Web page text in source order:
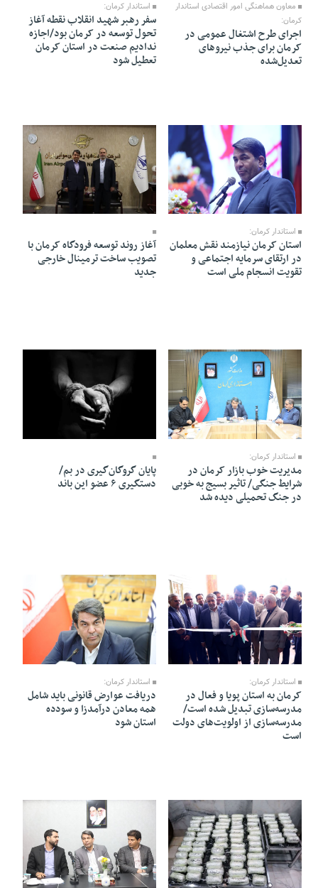
معاون هماهنگی امور اقتصادی استاندار
کرمان:
اجرای طرح اشتغال عمومی در
کرمان برای جذب نیروهای
تعدیل‌شده
استاندار کرمان:
سفر رهبر شهید انقلاب نقطه آغاز
تحول توسعه در کرمان بود/اجازه
ندادیم صنعت در استان کرمان
تعطیل شود
16 Ordibehesht 1405 - 21:39
استاندار کرمان:
استان کرمان نیازمند نقش معلمان
در ارتقای سرمایه اجتماعی و
تقویت انسجام ملی است
15 Ordibehesht 1405 - 22:01
آغاز روند توسعه فرودگاه‌ کرمان با
تصویب ساخت ترمینال خارجی
جدید
15 Ordibehesht 1405 - 21:48
استاندار کرمان:
مدیریت خوب بازار کرمان در
شرایط جنگی/ تاثیر بسیج به خوبی
در جنگ تحمیلی دیده شد
پایان گروگان‌گیری در بم/
دستگیری ۶ عضو این باند
13 Ordibehesht 1405 - 19:38
استاندار کرمان:
کرمان به استان پویا و فعال در
مدرسه‌سازی تبدیل شده است/
مدرسه‌سازی از اولویت‌های دولت
است
12 Ordibehesht 1405 - 16:49
استاندار کرمان:
دریافت عوارض قانونی باید شامل
همه معادن درآمدزا و سودده
استان شود
12 Ordibehesht 1405 - 16:39
09 Ordibehesht 1405 - 09:13